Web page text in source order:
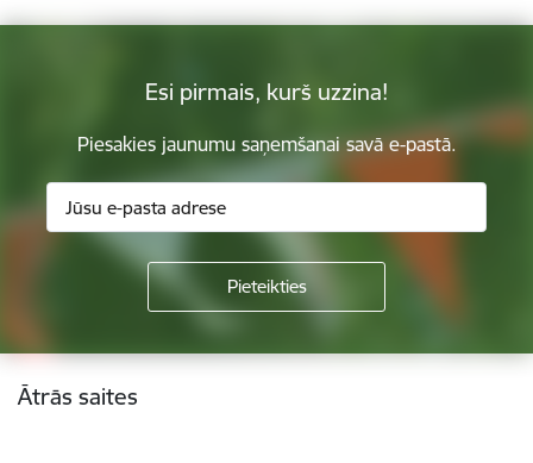
Esi pirmais, kurš uzzina!
Piesakies jaunumu saņemšanai savā e-pastā.
Kājene
Ātrās saites